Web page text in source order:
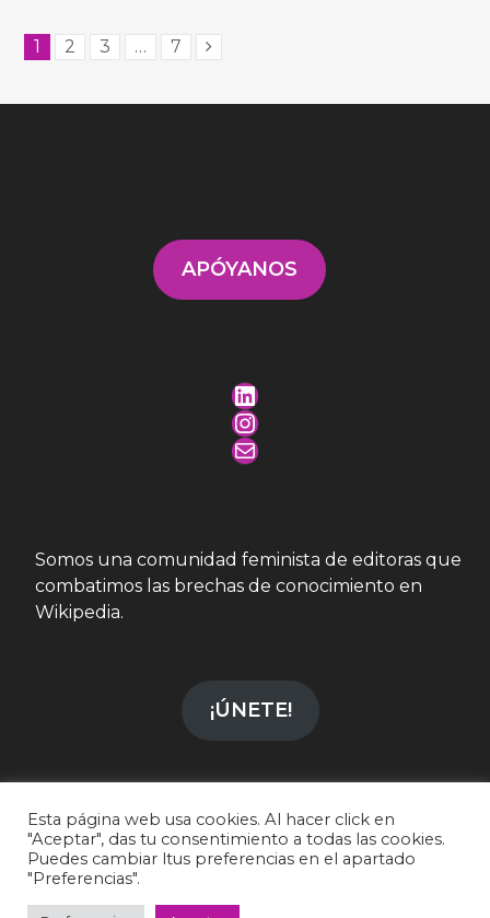
1 2 3 … 7
APÓYANOS
LinkedIn
Instagram
Mail
Somos una comunidad feminista de editoras que
combatimos las brechas de conocimiento en
Wikipedia.
¡ÚNETE!
info@wikiesfera.org|CC-BY-SA 4.0
Declaración de accesibilidad
Esta página web usa cookies. Al hacer click en
"Aceptar", das tu consentimiento a todas las cookies.
Puedes cambiar ltus preferencias en el apartado
"Preferencias".